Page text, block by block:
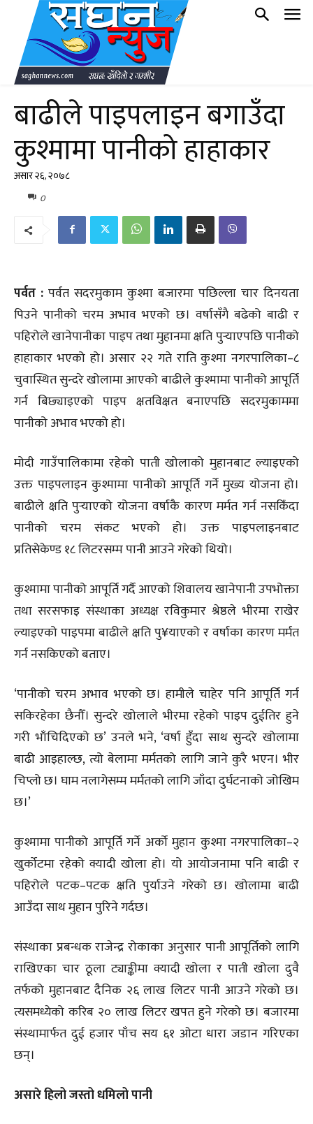
बाढीले पाइपलाइन बगाउँदा
कुश्मामा पानीको हाहाकार
असार २६, २०७८
0
पर्वत : पर्वत सदरमुकाम कुश्मा बजारमा पछिल्ला चार दिनयता
पिउने पानीको चरम अभाव भएको छ। वर्षासँगै बढेको बाढी र
पहिरोले खानेपानीका पाइप तथा मुहानमा क्षति पुर्‍याएपछि पानीको
हाहाकार भएको हो। असार २२ गते राति कुश्मा नगरपालिका–८
चुवास्थित सुन्दरे खोलामा आएको बाढीले कुश्मामा पानीको आपूर्ति
गर्न बिछ्याइएको पाइप क्षतविक्षत बनाएपछि सदरमुकाममा
पानीको अभाव भएको हो।
मोदी गाउँपालिकामा रहेको पाती खोलाको मुहानबाट ल्याइएको
उक्त पाइपलाइन कुश्मामा पानीको आपूर्ति गर्ने मुख्य योजना हो।
बाढीले क्षति पुर्‍याएको योजना वर्षाकै कारण मर्मत गर्न नसकिँदा
पानीको चरम संकट भएको हो। उक्त पाइपलाइनबाट
प्रतिसेकेण्ड १८ लिटरसम्म पानी आउने गरेको थियो।
कुश्मामा पानीको आपूर्ति गर्दै आएको शिवालय खानेपानी उपभोक्ता
तथा सरसफाइ संस्थाका अध्यक्ष रविकुमार श्रेष्ठले भीरमा राखेर
ल्याइएको पाइपमा बाढीले क्षति पु¥याएको र वर्षाका कारण मर्मत
गर्न नसकिएको बताए।
‘पानीको चरम अभाव भएको छ। हामीले चाहेर पनि आपूर्ति गर्न
सकिरहेका छैनौँ। सुन्दरे खोलाले भीरमा रहेको पाइप दुईतिर हुने
गरी भाँचिदिएको छ’ उनले भने, ‘वर्षा हुँदा साथ सुन्दरे खोलामा
बाढी आइहाल्छ, त्यो बेलामा मर्मतको लागि जाने कुरै भएन। भीर
चिप्लो छ। घाम नलागेसम्म मर्मतको लागि जाँदा दुर्घटनाको जोखिम
छ।’
कुश्मामा पानीको आपूर्ति गर्ने अर्को मुहान कुश्मा नगरपालिका–२
खुर्कोटमा रहेको क्यादी खोला हो। यो आयोजनामा पनि बाढी र
पहिरोले पटक–पटक क्षति पुर्याउने गरेको छ। खोलामा बाढी
आउँदा साथ मुहान पुरिने गर्दछ।
संस्थाका प्रबन्धक राजेन्द्र रोकाका अनुसार पानी आपूर्तिको लागि
राखिएका चार ठूला ट्याङ्कीमा क्यादी खोला र पाती खोला दुवै
तर्फको मुहानबाट दैनिक २६ लाख लिटर पानी आउने गरेको छ।
त्यसमध्येको करिब २० लाख लिटर खपत हुने गरेको छ। बजारमा
संस्थामार्फत दुई हजार पाँच सय ६१ ओटा धारा जडान गरिएका
छन्।
असारे हिलो जस्तो धमिलो पानी